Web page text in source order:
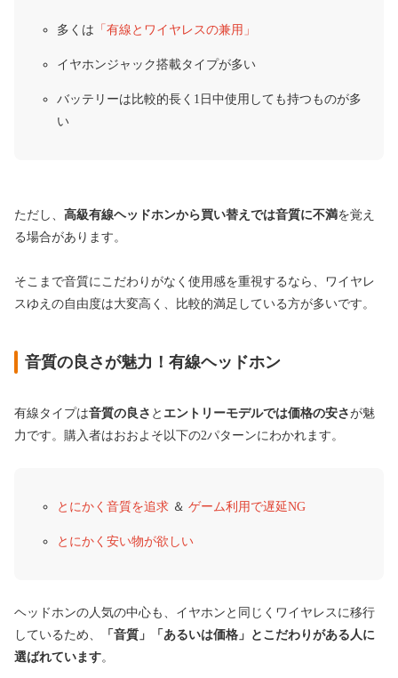
多くは 「有線とワイヤレスの兼用」
イヤホンジャック搭載タイプが多い
バッテリーは比較的長く1日中使用しても持つものが多
い
ただし、 高級有線ヘッドホンから買い替えでは音質に不満を覚え
る場合があります。
そこまで音質にこだわりがなく使用感を重視するなら、ワイヤレ
スゆえの自由度は大変高く、比較的満足している方が多いです。
音質の良さが魅力！有線ヘッドホン
有線タイプは音質の良さ と エントリーモデルでは価格の安さが魅
力です。購入者はおおよそ以下の2パターンにわかれます。
とにかく音質を追求 ＆ ゲーム利用で遅延NG
とにかく安い物が欲しい
ヘッドホンの人気の中心も、イヤホンと同じくワイヤレスに移行
しているため、
「音質」「あるいは価格」とこだわりがある人に
選ばれています。